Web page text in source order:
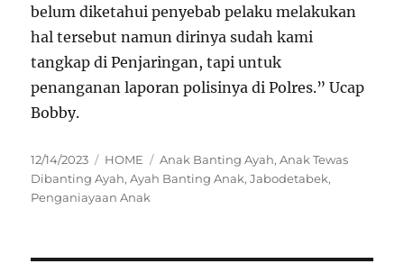
belum diketahui penyebab pelaku melakukan
hal tersebut namun dirinya sudah kami
tangkap di Penjaringan, tapi untuk
penanganan laporan polisinya di Polres.” Ucap
Bobby.
Posted
on
12/14/2023 Categories
HOME Tags
Anak Banting Ayah,Anak Tewas
Dibanting Ayah,Ayah Banting Anak,Jabodetabek,
Penganiayaan Anak